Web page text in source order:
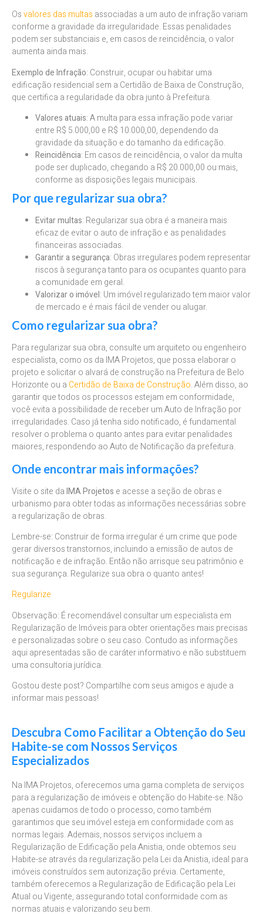
Osvalores das multas associadas a um auto de infração variam
conforme a gravidade da irregularidade. Essas penalidades
podem ser substanciais e, em casos de reincidência, o valor
aumenta ainda mais.
Exemplo de Infração: Construir, ocupar ou habitar uma
edificação residencial sem a Certidão de Baixa de Construção,
que certifica a regularidade da obra junto à Prefeitura.
Valores atuais: A multa para essa infração pode variar
entre R$ 5.000,00 e R$ 10.000,00, dependendo da
gravidade da situação e do tamanho da edificação.
Reincidência: Em casos de reincidência, o valor da multa
pode ser duplicado, chegando a R$ 20.000,00 ou mais,
conforme as disposições legais municipais.
Por que regularizar sua obra?
Evitar multas: Regularizar sua obra é a maneira mais
eficaz de evitar o auto de infração e as penalidades
financeiras associadas.
Garantir a segurança: Obras irregulares podem representar
riscos à segurança tanto para os ocupantes quanto para
a comunidade em geral.
Valorizar o imóvel: Um imóvel regularizado tem maior valor
de mercado e é mais fácil de vender ou alugar.
Como regularizar sua obra?
Para regularizar sua obra, consulte um arquiteto ou engenheiro
especialista, como os da IMA Projetos, que possa elaborar o
projeto e solicitar o alvará de construção na Prefeitura de Belo
Horizonte ou a Certidão de Baixa de Construção. Além disso, ao
garantir que todos os processos estejam em conformidade,
você evita a possibilidade de receber um Auto de Infração por
irregularidades. Caso já tenha sido notificado, é fundamental
resolver o problema o quanto antes para evitar penalidades
maiores, respondendo ao Auto de Notificação da prefeitura.
Onde encontrar mais informações?
Visite o site daIMA Projetos e acesse a seção de obras e
urbanismo para obter todas as informações necessárias sobre
a regularização de obras.
Lembre-se: Construir de forma irregular é um crime que pode
gerar diversos transtornos, incluindo a emissão de autos de
notificação e de infração. Então não arrisque seu patrimônio e
sua segurança. Regularize sua obra o quanto antes!
Regularize
Observação: É recomendável consultar um especialista em
Regularização de Imóveis para obter orientações mais precisas
e personalizadas sobre o seu caso. Contudo as informações
aqui apresentadas são de caráter informativo e não substituem
uma consultoria jurídica.
Gostou deste post? Compartilhe com seus amigos e ajude a
informar mais pessoas!
Descubra Como Facilitar a Obtenção do Seu
Habite-se com Nossos Serviços
Especializados
Na IMA Projetos, oferecemos uma gama completa de serviços
para a regularização de imóveis e obtenção do Habite-se. Não
apenas cuidamos de todo o processo, como também
garantimos que seu imóvel esteja em conformidade com as
normas legais. Ademais, nossos serviços incluem a
Regularização de Edificação pela Anistia, onde obtemos seu
Habite-se através da regularização pela Lei da Anistia, ideal para
imóveis construídos sem autorização prévia. Certamente,
também oferecemos a Regularização de Edificação pela Lei
Atual ou Vigente, assegurando total conformidade com as
normas atuais e valorizando seu bem.